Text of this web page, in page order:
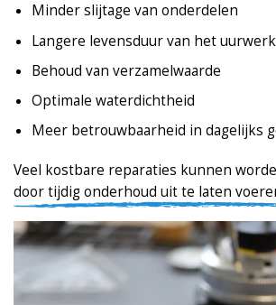
Minder slijtage van onderdelen
Langere levensduur van het uurwerk
Behoud van verzamelwaarde
Optimale waterdichtheid
Meer betrouwbaarheid in dagelijks
Veel kostbare reparaties kunnen
door tijdig onderhoud uit te laten